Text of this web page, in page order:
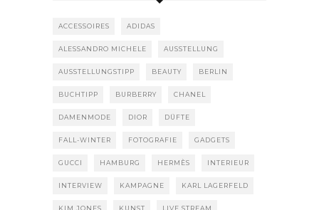
ACCESSOIRES ADIDAS
ALESSANDRO MICHELE AUSSTELLUNG
AUSSTELLUNGSTIPP BEAUTY BERLIN
BUCHTIPP BURBERRY CHANEL
DAMENMODE DIOR DÜFTE
FALL-WINTER FOTOGRAFIE GADGETS
GUCCI HAMBURG HERMÈS INTERIEUR
INTERVIEW KAMPAGNE KARL LAGERFELD